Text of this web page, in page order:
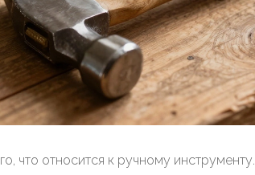
что относится к ручному